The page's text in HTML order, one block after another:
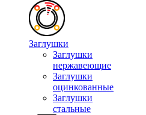
Заглушки
Заглушки
нержавеющие
Заглушки
оцинкованные
Заглушки
стальные